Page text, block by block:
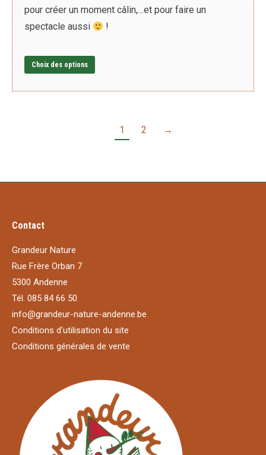
pour créer un moment câlin,…et pour faire un
spectacle aussi
!
Choix des options
variations.
peuvent
1 2 →
Contact
Grandeur Nature
Rue Frère Orban 7
5300 Andenne
Tél. 085 84 66 50
info@grandeur-nature-andenne.be
Conditions d'utilisation du site
Conditions générales de vente